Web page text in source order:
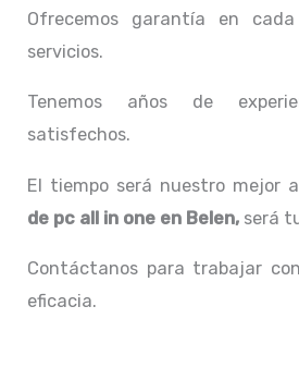
Ofrecemos garantía en
servicios.
Tenemos años de
satisfechos.
El tiempo será nuestro mejor
de pc all in one en Belen, será
Contáctanos para trabajar
eficacia.